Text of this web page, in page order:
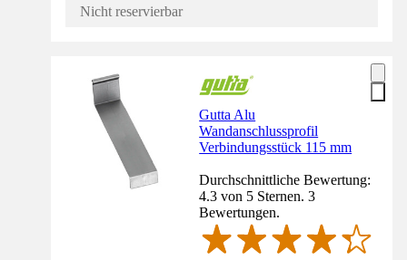
Nicht reservierbar
Gutta Alu
Wandanschlussprofil
Verbindungsstück 115 mm
Durchschnittliche Bewertung:
4.3 von 5 Sternen. 3
Bewertungen.